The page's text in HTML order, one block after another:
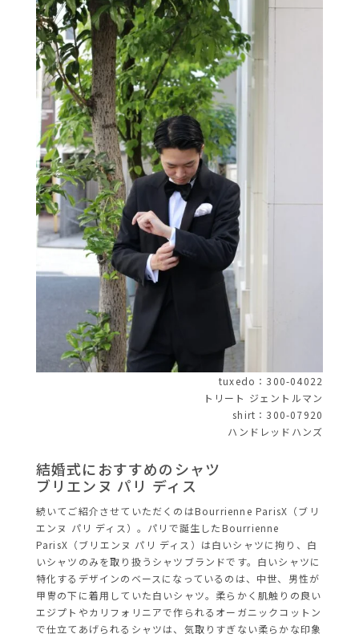
tuxedo：300-04022
トリート ジェントルマン
shirt：300-07920
ハンドレッドハンズ
結婚式におすすめのシャツ
ブリエンヌ パリ ディス
続いてご紹介させていただくのはBourrienne ParisX（ブリ
エンヌ パリ ディス）。パリで誕生したBourrienne
ParisX（ブリエンヌ パリ ディス）は白いシャツに拘り、白
いシャツのみを取り扱うシャツブランドです。白いシャツに
特化するデザインのベースになっているのは、中世、男性が
甲冑の下に着用していた白いシャツ。柔らかく肌触りの良い
エジプトやカリフォリニアで作られるオーガニックコットン
で仕立てあげられるシャツは、気取りすぎない柔らかな印象